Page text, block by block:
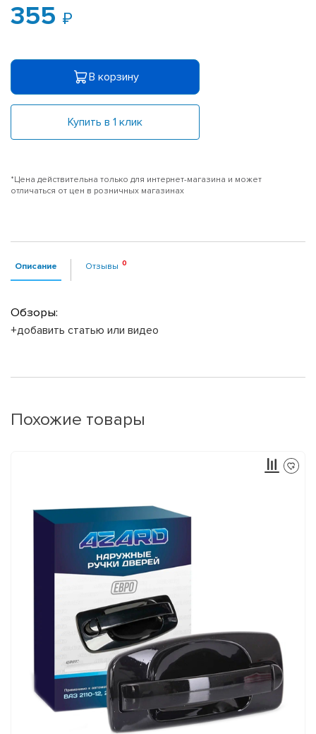
355
В корзину
Купить в 1 клик
*Цена действительна только для интернет-магазина и может
отличаться от цен в розничных магазинах
Описание Отзывы
Обзоры:
+добавить статью или видео
Похожие товары